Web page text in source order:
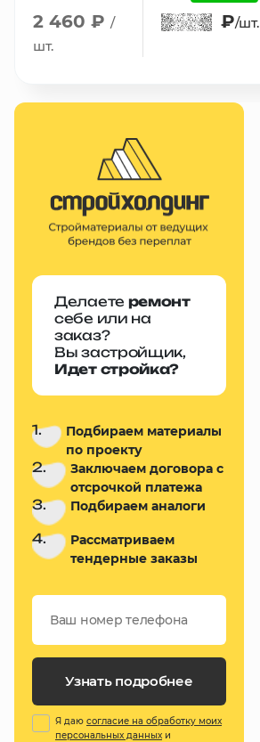
2 460 ₽ /
шт.
₽/шт.
Делаете ремонт
себе или на
заказ?
Вы застройщик,
Идет стройка?
1.
Подбираем материалы
по проекту
2.
Заключаем договора с
отсрочкой платежа
3. Подбираем аналоги
4.
Рассматриваем
тендерные заказы
Узнать подробнее
Я даю согласие на обработку моих
персональных данных и